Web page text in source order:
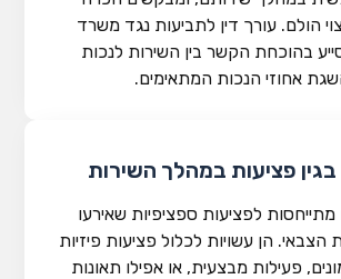
הולם. עורך דין לתביעות נגד משרד
בהוכחת הקשר בין השירות לנכות
אחוזי הנכות המתאימים.
פציעות במהלך השירות
מתייחסות לפציעות ספציפיות שאירעו
הן עשויות לכלול פציעות פיזיות
פעילות מבצעית, או אפילו תאונות